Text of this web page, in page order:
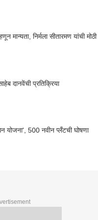
निर्मला सीतारमण यांची मोठी
दानवेंची प्रतिक्रिया
योजना', 500 नवीन प्लँटची घोषणा